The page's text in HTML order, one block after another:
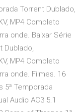
Torrent Dublado,
MP4 Completo
onde. Baixar Série
Dublado,
MP4 Completo
onde. Filmes. 16
5ª Temporada
Audio AC3 5.1